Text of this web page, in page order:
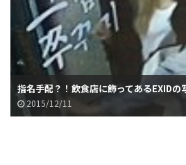
指名手配？！飲食店に飾ってあるEXID
2015/12/11